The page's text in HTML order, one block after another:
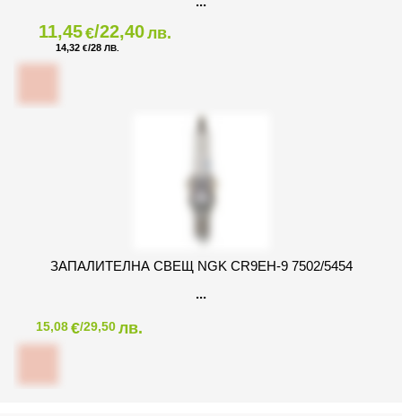
11,45€/22,40лв.
14,32 €/28 ЛВ.
ЗАПАЛИТЕЛНА СВЕЩ NGK CR9EH-9 7502/5454
15,08€/29,50лв.